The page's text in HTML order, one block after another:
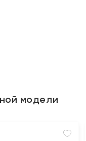
модели